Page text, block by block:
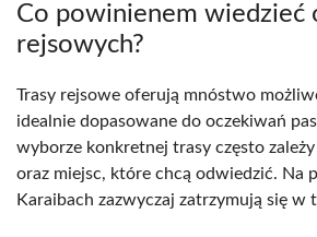
Co powinienem wiedzieć
rejsowych?
Trasy rejsowe oferują mnóstwo
idealnie dopasowane do oczekiwań
wyborze konkretnej trasy często zależy
oraz miejsc, które chcą odwiedzić. Na
Karaibach zazwyczaj zatrzymują się w